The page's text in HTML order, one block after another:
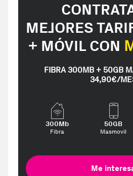
MEJORES
+ MÓVIL CON
FIBRA 300MB + 50GB
34,90€/
300Mb
Fibra
50GB
Masmovil
Me